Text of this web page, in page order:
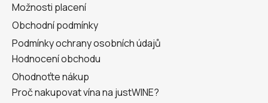
Možnosti placení
Obchodní podmínky
Podmínky ochrany osobních údajů
Hodnocení obchodu
Ohodnoťte nákup
Proč nakupovat vína na justWINE?